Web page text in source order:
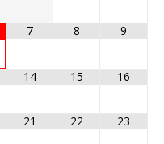
7 8 9
14 15 16
21 22 23